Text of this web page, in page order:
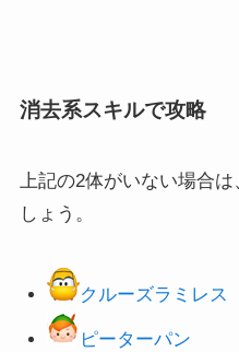
消去系スキルで攻略
上記の2体がいない場合
しょう。
クルーズラミレス
ピーターパン